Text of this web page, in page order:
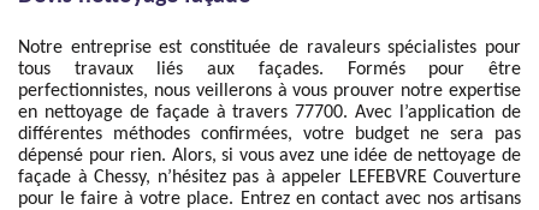
Notre entreprise est constituée de ravaleurs spécialistes pour
tous travaux liés aux façades. Formés pour être
perfectionnistes, nous veillerons à vous prouver notre expertise
en nettoyage de façade à travers 77700. Avec l’application de
différentes méthodes confirmées, votre budget ne sera pas
dépensé pour rien. Alors, si vous avez une idée de nettoyage de
façade à Chessy, n’hésitez pas à appeler LEFEBVRE Couverture
pour le faire à votre place. Entrez en contact avec nos artisans